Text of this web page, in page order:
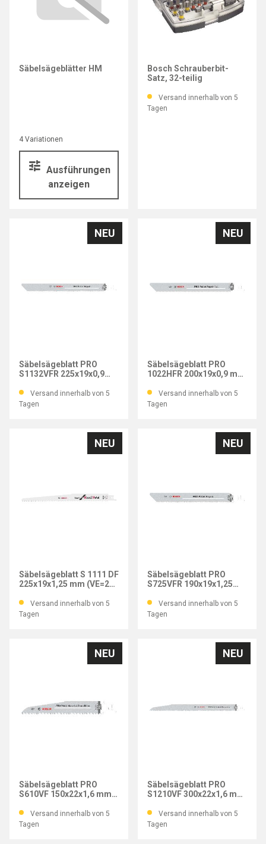
4 Variationen
Ausführungen
anzeigen
Säbelsägeblätter HM
Bosch Schrauberbit-
Satz, 32-teilig
Versand innerhalb von 5
Tagen
NEU
Säbelsägeblatt PRO
S1132VFR 225x19x0,9
Versand innerhalb von 5
Tagen
NEU
Säbelsägeblatt PRO
1022HFR 200x19x0,9 mm
Versand innerhalb von 5
Tagen
NEU
Säbelsägeblatt S 1111 DF
225x19x1,25 mm (VE=2
Versand innerhalb von 5
Tagen
NEU
Säbelsägeblatt PRO
S725VFR 190x19x1,25
Versand innerhalb von 5
Tagen
NEU
Säbelsägeblatt PRO
S610VF 150x22x1,6 mm
Versand innerhalb von 5
Tagen
NEU
Säbelsägeblatt PRO
S1210VF 300x22x1,6 mm
Versand innerhalb von 5
Tagen